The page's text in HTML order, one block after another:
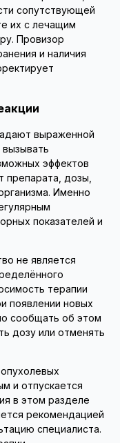
сопутствующей
их с лечащим
Провизор
и наличия
выраженной
вызывать
эффектов
препарата, дозы,
Именно
показателей и
не является
терапии
появлении новых
сообщать об этом
дозу или отменять
и отпускается
в этом разделе
рекомендацией
специалиста.